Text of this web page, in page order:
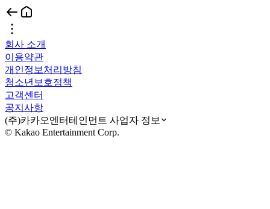
회사 소개
이용약관
개인정보처리방침
청소년보호정책
고객센터
공지사항
(주)카카오엔터테인먼트 사업자 정보
© Kakao Entertainment Corp.